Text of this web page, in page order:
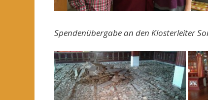
Spendenübergabe an den Klosterleiter